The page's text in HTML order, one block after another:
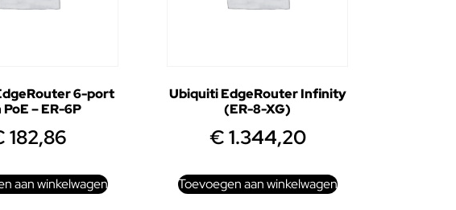
6-port
– ER-6P
182,86
aan winkelwagen
Ubiquiti EdgeRouter Infinity
(ER-8-XG)
€1.344,20
Toevoegen aan winkelwagen